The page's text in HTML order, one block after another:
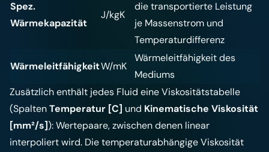
Spez.
Wärmekapazität
J/kgK
die transportierte Leistung
je Massenstrom und
Temperaturdifferenz
WärmeleitfähigkeitW/mK
Wärmeleitfähigkeit des
Mediums
Zusätzlich enthält jedes Fluid eine Viskositätstabelle
(SpaltenTemperatur [C] und Kinematische Viskosität
[mm²/s]): Wertepaare, zwischen denen linear
interpoliert wird. Die temperaturabhängige Viskosität